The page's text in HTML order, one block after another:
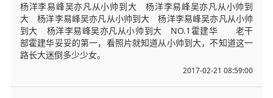
杨洋李易峰吴亦凡从小帅到大 杨洋李易峰吴亦凡从小帅到
大 杨洋李易峰吴亦凡从小帅到大 杨洋李易峰吴亦凡从小帅
到大 杨洋李易峰吴亦凡从小帅到大 NO.1霍建华 老干
部霍建华妥妥的第一，看照片就知道从小帅到大，不知道这一
路长大迷倒多少少女。
2017-02-21 08:59:00